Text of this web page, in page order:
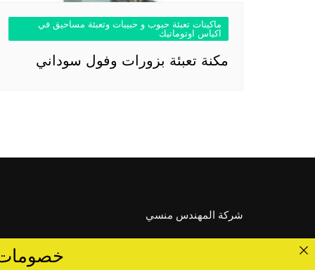
ماكينات تعبئة حبوب و حبيبات وتعبئة مساحيق في
اكياس اوتوماتيك
مكنة تعبئة بزورات وفول سوداني
شركة المهندس منسي
خصومات تصل الى 40 %...